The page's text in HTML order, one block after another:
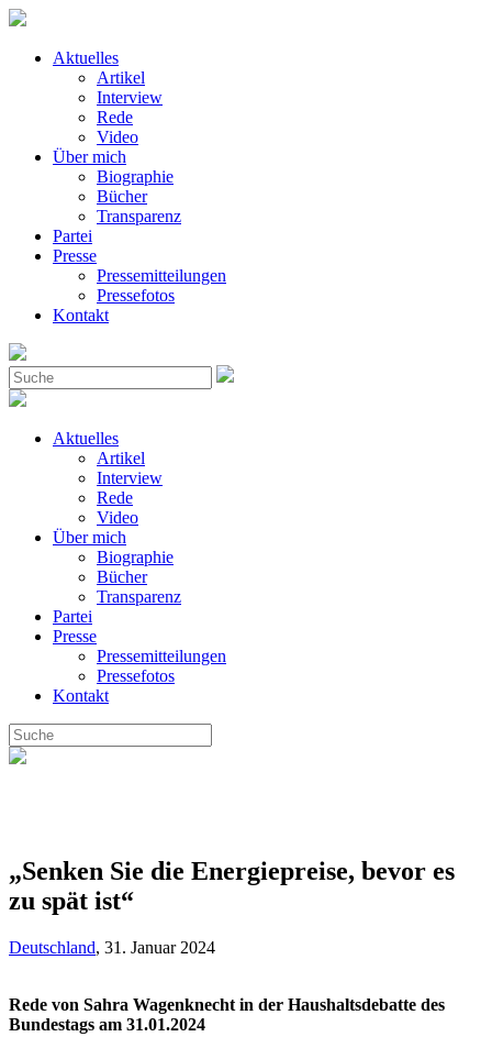
Aktuelles
Artikel
Interview
Rede
Video
Über mich
Biographie
Bücher
Transparenz
Partei
Presse
Pressemitteilungen
Pressefotos
Kontakt
Aktuelles
Artikel
Interview
Rede
Video
Über mich
Biographie
Bücher
Transparenz
Partei
Presse
Pressemitteilungen
Pressefotos
Kontakt
„Senken Sie die Energiepreise, bevor es
zu spät ist“
Deutschland, 31. Januar 2024
Rede von Sahra Wagenknecht in der Haushaltsdebatte des
Bundestags am 31.01.2024